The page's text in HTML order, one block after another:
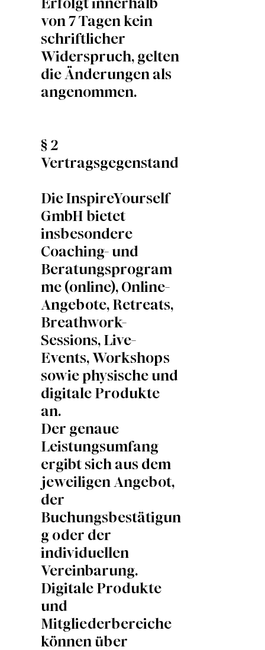
von 7 Tagen kein
schriftlicher
Widerspruch, gelten
die Änderungen als
angenommen.
§ 2
Vertragsgegenstand
Die InspireYourself
GmbH bietet
insbesondere
Coaching- und
Beratungsprogram
me (online), Online-
Angebote, Retreats,
Breathwork-
Sessions, Live-
Events, Workshops
sowie physische und
digitale Produkte
an.
Der genaue
Leistungsumfang
ergibt sich aus dem
jeweiligen Angebot,
der
Buchungsbestätigun
g oder der
individuellen
Vereinbarung.
Digitale Produkte
und
Mitgliederbereiche
können über